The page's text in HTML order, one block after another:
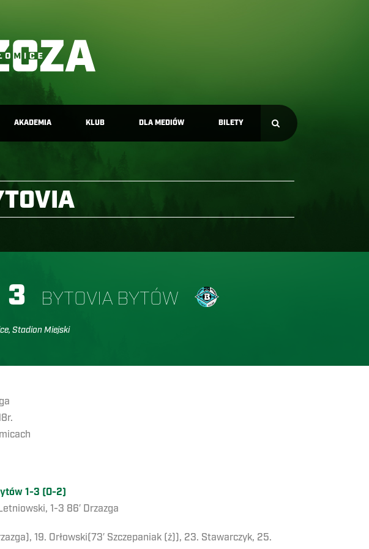
AKADEMIA KLUB DLA MEDIÓW BILETY
3 BYTOVIA BYTÓW
Stadion Miejski
1-3 (0-2)
1-3 86′ Drzazga
19. Orłowski(73′ Szczepaniak (ż)), 23. Stawarczyk, 25.